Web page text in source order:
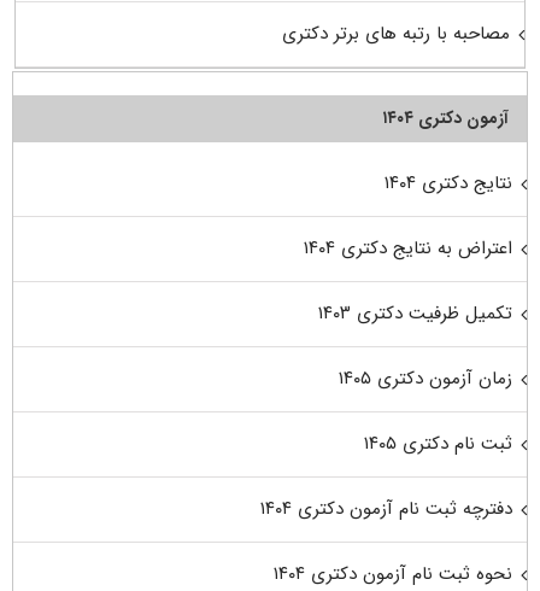
مصاحبه با رتبه های برتر دکتری
آزمون دکتری ۱۴۰۴
نتایج دکتری ۱۴۰۴
اعتراض به نتایج دکتری ۱۴۰۴
تکمیل ظرفیت دکتری ۱۴۰۳
زمان آزمون دکتری ۱۴۰۵
ثبت نام دکتری ۱۴۰۵
دفترچه ثبت نام آزمون دکتری ۱۴۰۴
نحوه ثبت نام آزمون دکتری ۱۴۰۴